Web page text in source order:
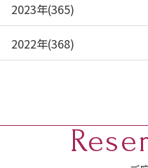
2023年(365)
2022年(368)